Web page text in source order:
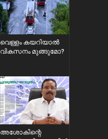
വെള്ളം കയറിയാൽ
വികസനം മുങ്ങുമോ?
അശോകിന്റെ